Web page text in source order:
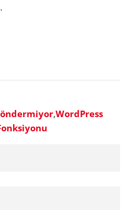
,WordPress